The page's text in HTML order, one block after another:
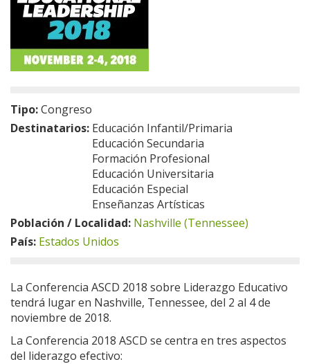
Tipo:Congreso
Destinatarios: Educación Infantil/Primaria
Educación Secundaria
Formación Profesional
Educación Universitaria
Educación Especial
Enseñanzas Artísticas
Población / Localidad: Nashville (Tennessee)
País: Estados Unidos
La Conferencia ASCD 2018 sobre Liderazgo Educativo
tendrá lugar en Nashville, Tennessee, del 2 al 4 de
noviembre de 2018.
La Conferencia 2018 ASCD se centra en tres aspectos
del liderazgo efectivo: